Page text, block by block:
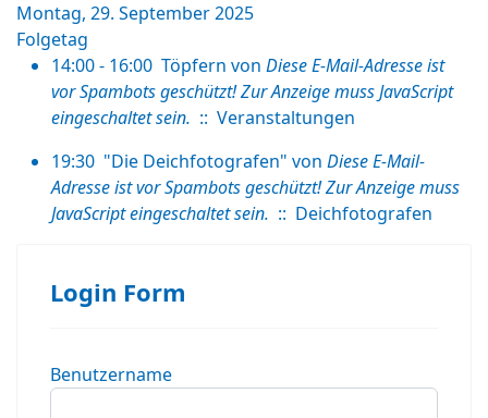
Montag, 29. September 2025
Folgetag
14:00 - 16:00 Töpfern von Diese E-Mail-Adresse ist
vor Spambots geschützt! Zur Anzeige muss JavaScript
eingeschaltet sein. :: Veranstaltungen
19:30 "Die Deichfotografen" von Diese E-Mail-
Adresse ist vor Spambots geschützt! Zur Anzeige muss
JavaScript eingeschaltet sein. :: Deichfotografen
Login Form
Benutzername